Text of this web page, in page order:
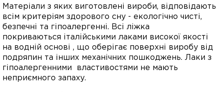
Матеріали з яких виготовлені вироби, відповідають
всім критеріям здорового сну - екологічно чисті,
безпечні та гіпоалергенні. Всі ліжка
покриваються італійськими лаками високої якості
на водній основі , що оберігає поверхні виробу від
подряпин та інших механічних пошкоджень. Лаки з
гіпоалергенними властивостями не мають
неприємного запаху.